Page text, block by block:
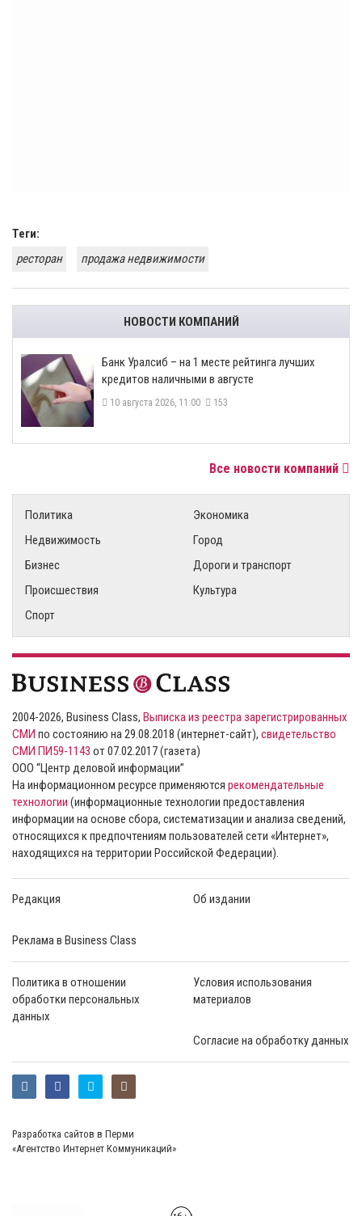
Теги:
ресторан
продажа недвижимости
НОВОСТИ КОМПАНИЙ
Банк Уралсиб – на 1 месте рейтинга лучших
кредитов наличными в августе
10 августа 2026, 11:00 153
Все новости компаний
Политика
Экономика
Недвижимость
Город
Бизнес
Дороги и транспорт
Происшествия
Культура
Спорт
2004-2026, Business Class, Выписка из реестра зарегистрированных
СМИ по состоянию на 29.08.2018 (интернет-сайт), свидетельство
СМИ ПИ59-1143 от 07.02.2017 (газета)
ООО “Центр деловой информации”
На информационном ресурсе применяются рекомендательные
технологии (информационные технологии предоставления
информации на основе сбора, систематизации и анализа сведений,
относящихся к предпочтениям пользователей сети «Интернет»,
находящихся на территории Российской Федерации).
Редакция Об издании
Реклама в Business Class
Политика в отношении
обработки персональных
данных
Условия использования
материалов
Согласие на обработку данных
Разработка сайтов в Перми
«Агентство Интернет Коммуникаций»